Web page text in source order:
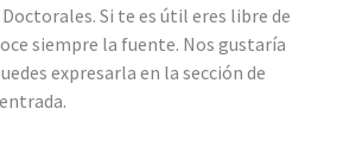
Si te es útil eres libre de
siempre la fuente. Nos gustaría
expresarla en la sección de